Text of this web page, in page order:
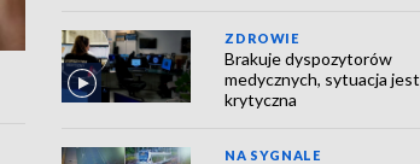
ZDROWIE
Brakuje dyspozytorów
medycznych, sytuacja jest
krytyczna
NA SYGNALE